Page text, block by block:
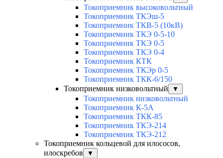
Токоприемник высоковольтный
Токоприемник ТКЭш-5
Токоприемник ТКВ-5 (10кВ)
Токоприемник ТКЭ 0-5-10
Токоприемник ТКЭ 0-5
Токоприемник ТКЭ 0-4
Токоприемник КТК
Токоприемник ТКЭр 0-5
Токоприемник ТКК-6/150
Токоприемник низковольтный
▼
Токоприемник низковольтный
Токоприемник К-5А
Токоприемник ТКК-85
Токоприемник ТКЭ-214
Токоприемник ТКЭ-212
Токоприемник кольцевой для илососов,
илоскребов
▼